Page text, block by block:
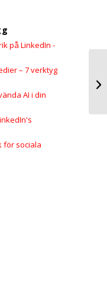
på LinkedIn -
– 7 verktyg
AI i din
för sociala